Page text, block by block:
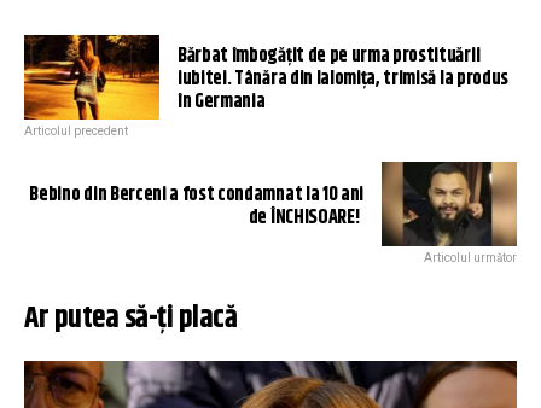
Bărbat îmbogățit de pe urma prostituării
iubitei. Tânăra din Ialomița, trimisă la produs
în Germania
Articolul precedent
Bebino din Berceni a fost condamnat la 10 ani
de ÎNCHISOARE!
Articolul următor
Ar putea să-ți placă